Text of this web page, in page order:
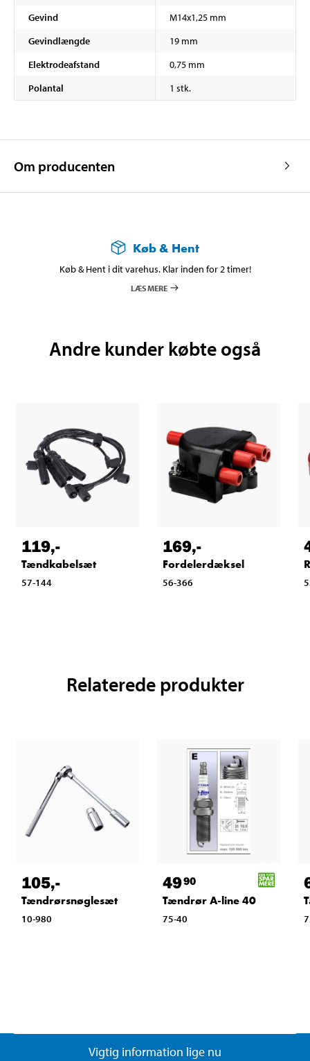
Gevind
M14x1,25 mm
Gevindlængde
19 mm
Elektrodeafstand
0,75 mm
Polantal
1 stk.
Om producenten
Køb & Hent
Køb & Hent i dit varehus. Klar inden for 2 timer!
LÆS MERE
Andre kunder købte også
119,-
Tændkabelsæt
57-144
169,-
Fordelerdæksel
56-366
Relaterede produkter
105,-
Tændrørsnøglesæt
10-980
4990
Tændrør A-line 40
75-40
Vigtig information lige nu